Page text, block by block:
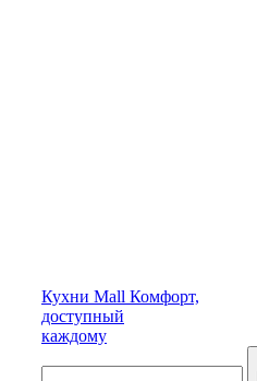
Кухни Mall Комфорт,
доступный
каждому